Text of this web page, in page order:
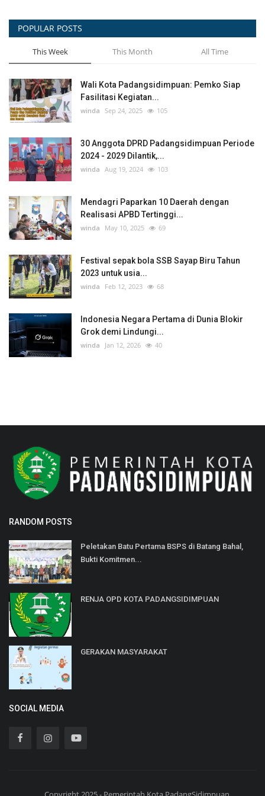
POPULAR POSTS
This Week This Month All Time
Wali Kota Padangsidimpuan: Pemko Siap
Fasilitasi Kegiatan...
winda Sep 24, 2025 105
30 Anggota DPRD Padangsidimpuan Periode
2024 - 2029 Dilantik,...
winda Aug 19, 2024 103
Mendagri Paparkan 10 Daerah dengan
Realisasi APBD Tertinggi...
winda May 10, 2025 69
Festival sepak bola SSB Sayap Biru Tahun
2023 untuk usia...
winda Feb 12, 2023 68
Indonesia Negara Pertama di Dunia Blokir
Grok demi Lindungi...
winda Jan 12, 2026 40
RANDOM POSTS
Peletakan Batu Pertama BSPS di Batang Bahal,
Bukti Komitmen...
RENJA OPD KOTA PADANGSIDIMPUAN
GERAKAN MASYARAKAT
SOCIAL MEDIA